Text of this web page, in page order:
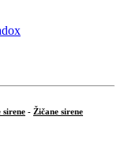
sirene - Žičane sirene